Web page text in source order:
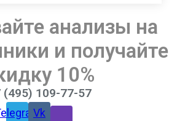
анализы на
и получайте
10%
(495) 109-77-57
Vk